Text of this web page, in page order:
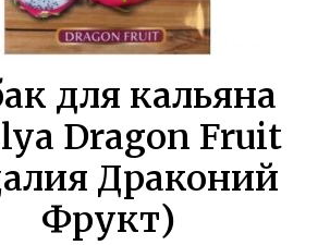
для кальяна
Dragon Fruit
Драконий
Фрукт)